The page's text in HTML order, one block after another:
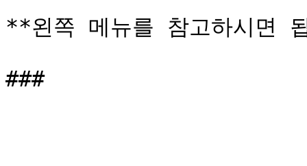
**왼쪽 메뉴를 참고하시면